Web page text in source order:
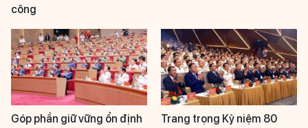
công
Góp phần giữ vững ổn định
Trang trọng Kỷ niệm 80